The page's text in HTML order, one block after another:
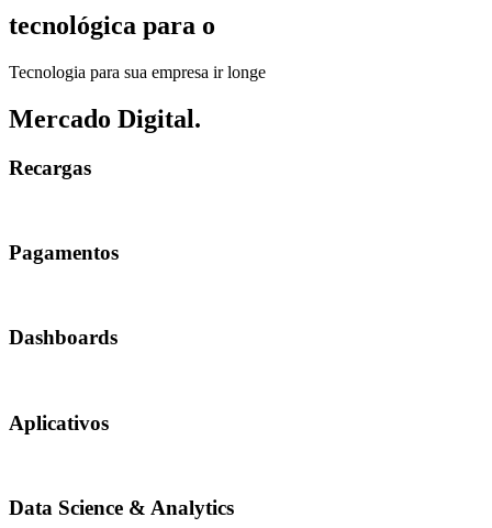
tecnológica para o
Tecnologia para sua empresa ir longe
Mercado Digital.
Recargas
Pagamentos
Dashboards
Aplicativos
Data Science & Analytics